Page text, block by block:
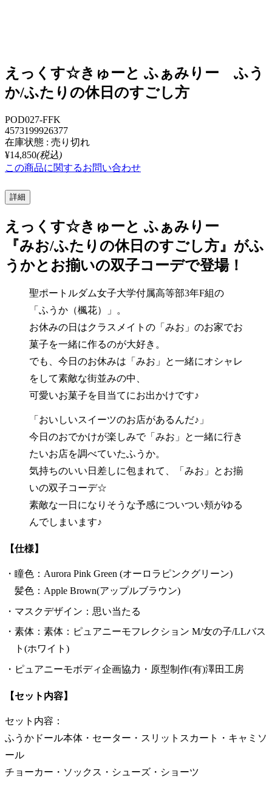
えっくす☆きゅーと ふぁみりー ふう
か/ふたりの休日のすごし方
POD027-FFK
4573199926377
在庫状態 : 売り切れ
¥14,850(税込)
この商品に関するお問い合わせ
詳細
えっくす☆きゅーと ふぁみりー
『みお/ふたりの休日のすごし方』がふ
うかとお揃いの双子コーデで登場！
聖ポートルダム女子大学付属高等部3年F組の
「ふうか（楓花）」。
お休みの日はクラスメイトの「みお」のお家でお
菓子を一緒に作るのが大好き。
でも、今日のお休みは「みお」と一緒にオシャレ
をして素敵な街並みの中、
可愛いお菓子を目当てにお出かけです♪
「おいしいスイーツのお店があるんだ♪」
今日のおでかけが楽しみで「みお」と一緒に行き
たいお店を調べていたふうか。
気持ちのいい日差しに包まれて、「みお」とお揃
いの双子コーデ☆
素敵な一日になりそうな予感についつい頬がゆる
んでしまいます♪
【仕様】
瞳色：Aurora Pink Green (オーロラピンクグリーン)
髪色：Apple Brown(アップルブラウン)
マスクデザイン：思い当たる
素体：素体：ピュアニーモフレクション M/女の子/LLバス
ト(ホワイト)
ピュアニーモボディ企画協力・原型制作(有)澤田工房
【セット内容】
セット内容：
ふうかドール本体・セーター・スリットスカート・キャミソ
ール
チョーカー・ソックス・シューズ・ショーツ